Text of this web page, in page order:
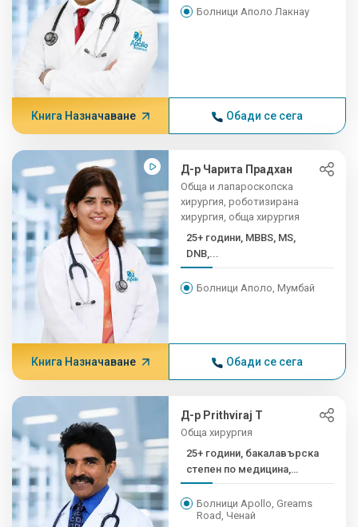
Болници Аполо Лакнау
Книга Назначаване Обади се сега
Д-р Чарита Прадхан
Обща и лапароскопска
хирургия, роботизирана
хирургия, обща хирургия
25+ години, MBBS, MS,
DNB,...
Болници Аполо, Мумбай
Книга Назначаване Обади се сега
Д-р Prithviraj T
Обща хирургия
25+ години, бакалавърска
степен по медицина,
магистърска степен и
френски език...
Болници Apollo, Greams
Road, Ченай